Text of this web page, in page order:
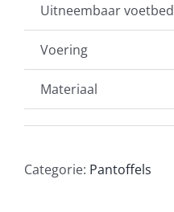
Uitneembaar voetbed
Voering
Materiaal
Categorie: Pantoffels